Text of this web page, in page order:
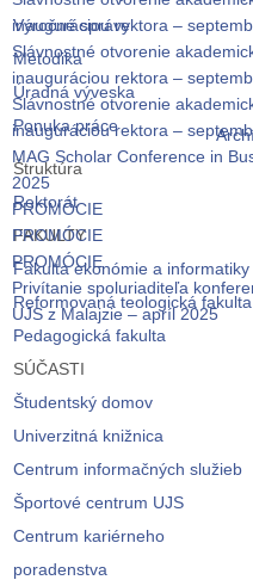
Výročné správy
Metodika
Úradná výveska
Ponuka práce
Štruktúra
Rektorát
FAKULTY
Fakulta ekonómie a informatiky
Reformovaná teologická fakulta
Pedagogická fakulta
SÚČASTI
Študentský domov
Univerzitná knižnica
Centrum informačných služieb
Športové centrum UJS
Centrum kariérneho
poradenstva
inauguráciou rektora –
Slávnostné otvorenie
inauguráciou rektora –
Slávnostné otvorenie
inauguráciou rektora –
MAG Scholar Conference in
2025
PROMÓCIE
PROMÓCIE
PROMÓCIE
Privítanie spoluriaditeľa
UJS z Malajzie – apríl 2025